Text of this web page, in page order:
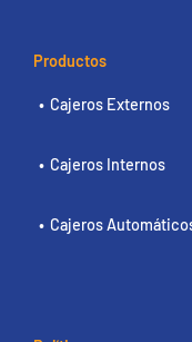
Productos
Cajeros Externos
Cajeros Internos
Cajeros